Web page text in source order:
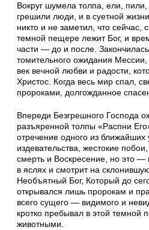
Вокруг шумела толпа, ели, пили,
грешили люди, и в суетной
никто и не заметил, что сейчас,
темной пещере лежит Бог, и
части — до и после.
томительного ожидания
век вечной любви и радости,
Христос. Когда весь мир спал,
пророками, долгожданное
Впереди Безгрешного Господа
разъяренной толпы «Распни
отречение одного из ближайших
издевательства, жестокие
смерть и Воскресение, но это
в яслях и смотрит на
Необъятный Бог, Который до
открывался лишь пророкам и
всего сущего — видимого и
кротко пребывал в этой темной
животными.